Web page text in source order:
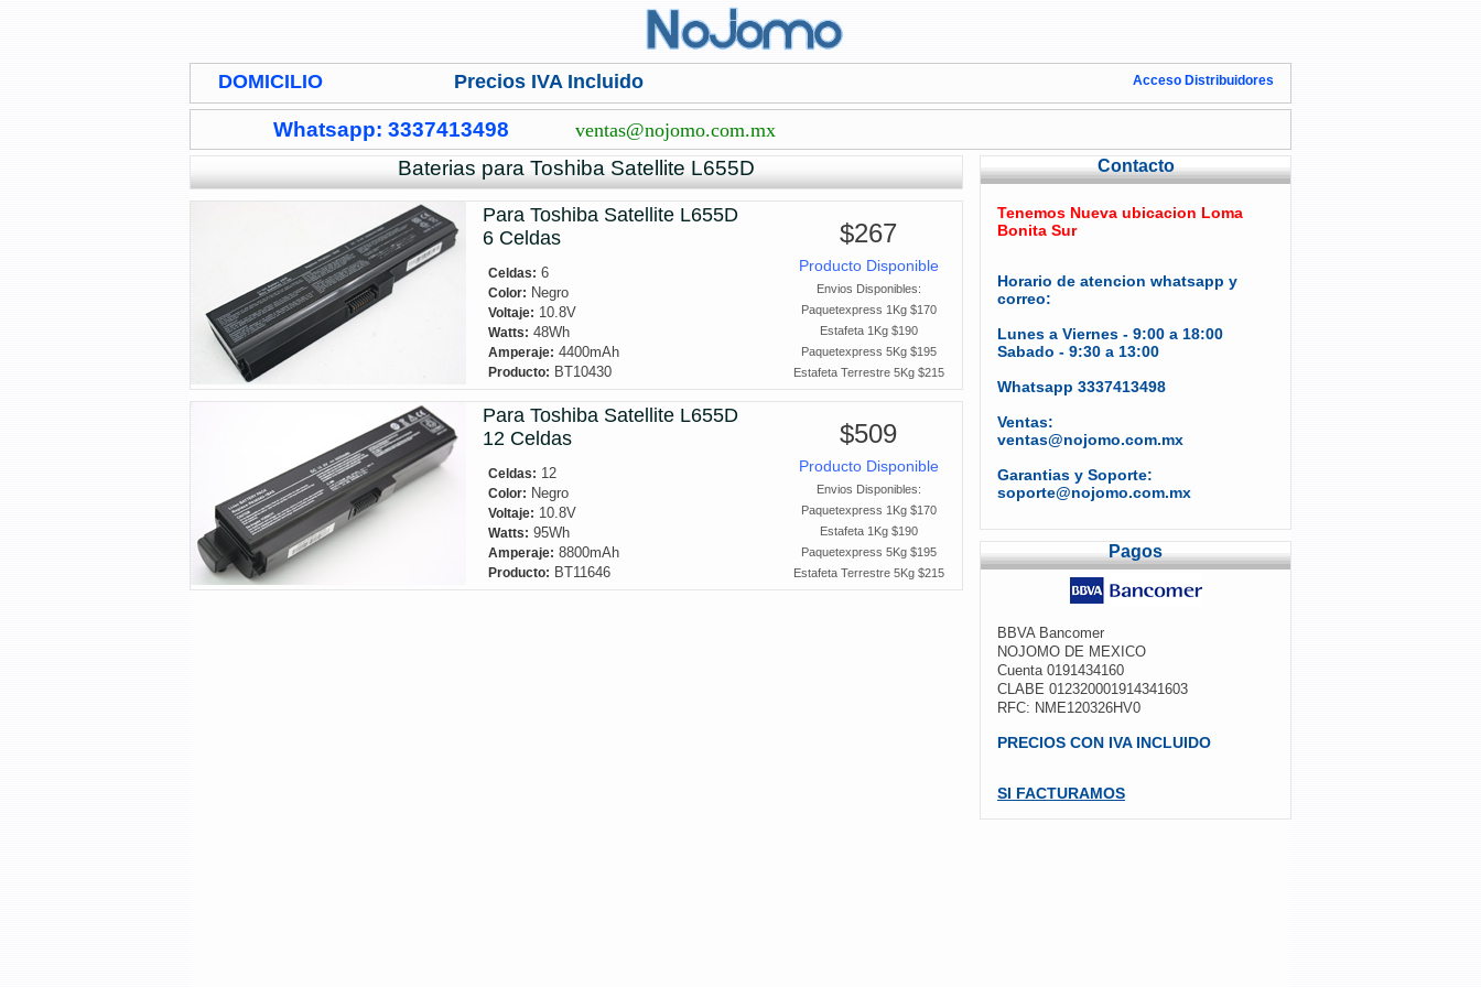
DOMICILIO Precios IVA Incluido Acceso Distribuidores
Whatsapp: 3337413498 ventas@nojomo.com.mx
Baterias para Toshiba Satellite L655D Contacto
Tenemos Nueva ubicacion Loma
Bonita Sur
Horario de atencion whatsapp y
correo:
Lunes a Viernes - 9:00 a 18:00
Sabado - 9:30 a 13:00
Whatsapp 3337413498
Ventas:
ventas@nojomo.com.mx
Garantias y Soporte:
soporte@nojomo.com.mx
Pagos
BBVA Bancomer
NOJOMO DE MEXICO
Cuenta 0191434160
CLABE 012320001914341603
RFC: NME120326HV0
PRECIOS CON IVA INCLUIDO
SI FACTURAMOS
Para Toshiba Satellite L655D
6 Celdas
Celdas: 6
Color: Negro
Voltaje: 10.8V
Watts: 48Wh
Amperaje: 4400mAh
Producto: BT10430
$267
Producto Disponible
Envios Disponibles:
Paquetexpress 1Kg $170
Estafeta 1Kg $190
Paquetexpress 5Kg $195
Estafeta Terrestre 5Kg $215
Para Toshiba Satellite L655D
12 Celdas
Celdas: 12
Color: Negro
Voltaje: 10.8V
Watts: 95Wh
Amperaje: 8800mAh
Producto: BT11646
$509
Producto Disponible
Envios Disponibles:
Paquetexpress 1Kg $170
Estafeta 1Kg $190
Paquetexpress 5Kg $195
Estafeta Terrestre 5Kg $215